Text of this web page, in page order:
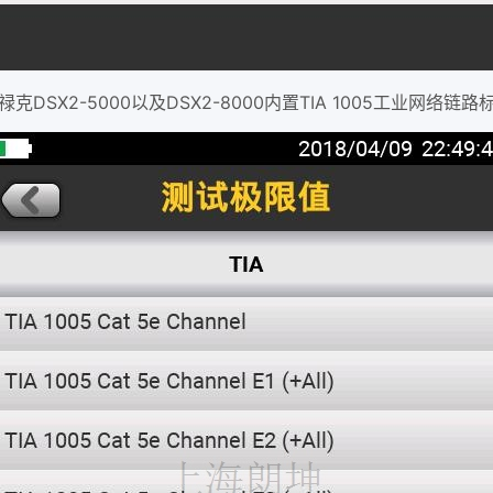
克DSX2-5000以及DSX2-8000内置TIA 1005工业网络链路